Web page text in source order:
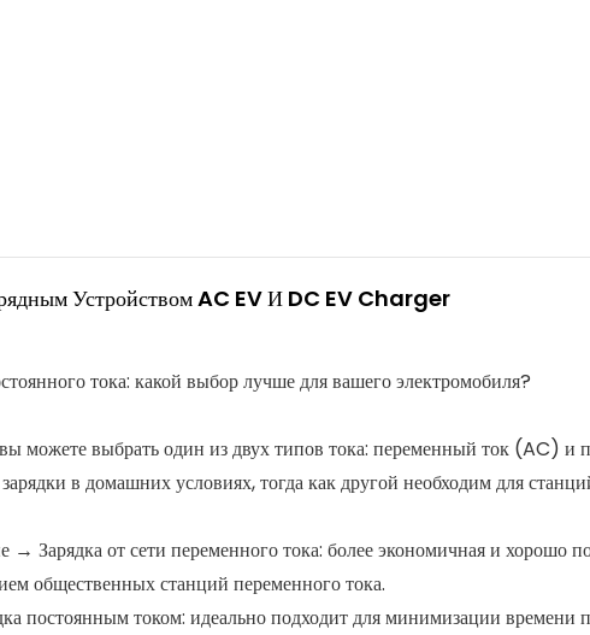
Устройством AC EV И DC EV Charger
тока: какой выбор лучше для вашего электромобиля?
можете выбрать один из двух типов тока: переменный ток (AC)
в домашних условиях, тогда как другой необходим для
→ Зарядка от сети переменного тока: более экономичная и хорошо
общественных станций переменного тока.
постоянным током: идеально подходит для минимизации времени